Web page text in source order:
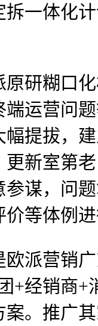
拆一体化
糊口化
端运营问
幅提拔，
更新室第
参谋，问
等体例
营销广
+经销商+
案。推广